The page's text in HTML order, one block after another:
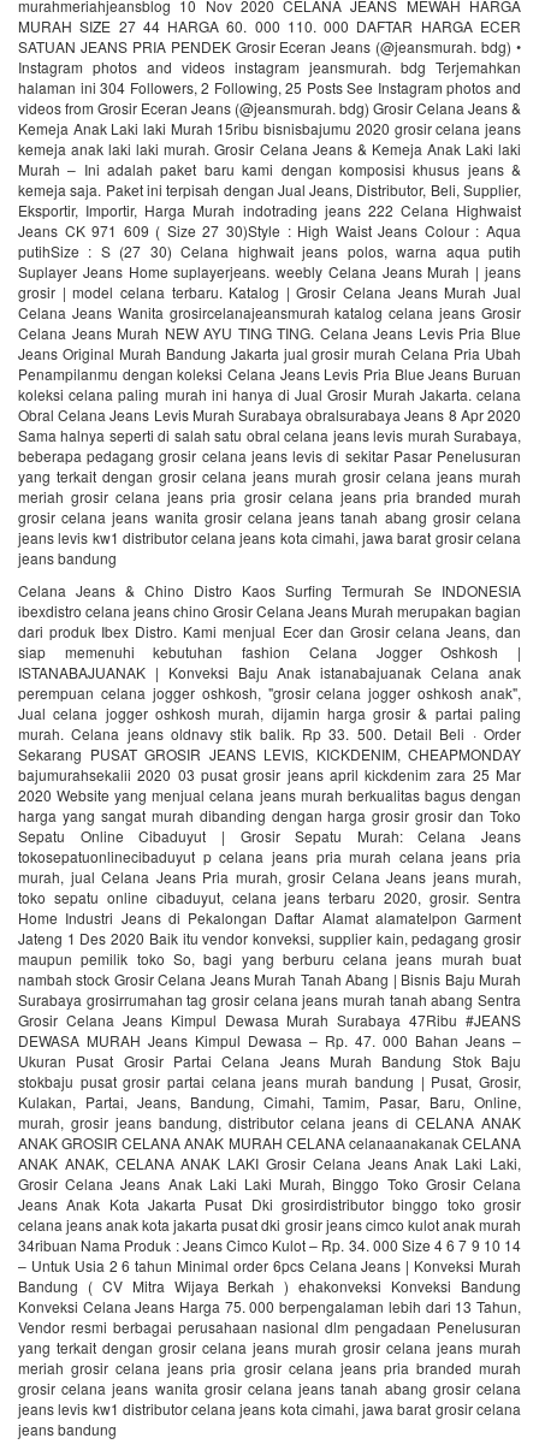
murahmeriahjeansblog 10 Nov 2020 CELANA JEANS MEWAH HARGA
MURAH SIZE 27 44 HARGA 60. 000 110. 000 DAFTAR HARGA ECER
SATUAN JEANS PRIA PENDEK Grosir Eceran Jeans (@jeansmurah. bdg) •
Instagram photos and videos instagram jeansmurah. bdg Terjemahkan
halaman ini 304 Followers, 2 Following, 25 Posts See Instagram photos and
videos from Grosir Eceran Jeans (@jeansmurah. bdg) Grosir Celana Jeans &
Kemeja Anak Laki laki Murah 15ribu bisnisbajumu 2020 grosir celana jeans
kemeja anak laki laki murah. Grosir Celana Jeans & Kemeja Anak Laki laki
Murah – Ini adalah paket baru kami dengan komposisi khusus jeans &
kemeja saja. Paket ini terpisah dengan Jual Jeans, Distributor, Beli, Supplier,
Eksportir, Importir, Harga Murah indotrading jeans 222 Celana Highwaist
Jeans CK 971 609 ( Size 27 30)Style : High Waist Jeans Colour : Aqua
putihSize : S (27 30) Celana highwait jeans polos, warna aqua putih
Suplayer Jeans Home suplayerjeans. weebly Celana Jeans Murah | jeans
grosir | model celana terbaru. Katalog | Grosir Celana Jeans Murah Jual
Celana Jeans Wanita grosircelanajeansmurah katalog celana jeans Grosir
Celana Jeans Murah NEW AYU TING TING. Celana Jeans Levis Pria Blue
Jeans Original Murah Bandung Jakarta jual grosir murah Celana Pria Ubah
Penampilanmu dengan koleksi Celana Jeans Levis Pria Blue Jeans Buruan
koleksi celana paling murah ini hanya di Jual Grosir Murah Jakarta. celana
Obral Celana Jeans Levis Murah Surabaya obralsurabaya Jeans 8 Apr 2020
Sama halnya seperti di salah satu obral celana jeans levis murah Surabaya,
beberapa pedagang grosir celana jeans levis di sekitar Pasar Penelusuran
yang terkait dengan grosir celana jeans murah grosir celana jeans murah
meriah grosir celana jeans pria grosir celana jeans pria branded murah
grosir celana jeans wanita grosir celana jeans tanah abang grosir celana
jeans levis kw1 distributor celana jeans kota cimahi, jawa barat grosir celana
jeans bandung
Celana Jeans & Chino Distro Kaos Surfing Termurah Se INDONESIA
ibexdistro celana jeans chino Grosir Celana Jeans Murah merupakan bagian
dari produk Ibex Distro. Kami menjual Ecer dan Grosir celana Jeans, dan
siap memenuhi kebutuhan fashion Celana Jogger Oshkosh |
ISTANABAJUANAK | Konveksi Baju Anak istanabajuanak Celana anak
perempuan celana jogger oshkosh, "grosir celana jogger oshkosh anak",
Jual celana jogger oshkosh murah, dijamin harga grosir & partai paling
murah. Celana jeans oldnavy stik balik. Rp 33. 500. Detail Beli · Order
Sekarang PUSAT GROSIR JEANS LEVIS, KICKDENIM, CHEAPMONDAY
bajumurahsekalii 2020 03 pusat grosir jeans april kickdenim zara 25 Mar
2020 Website yang menjual celana jeans murah berkualitas bagus dengan
harga yang sangat murah dibanding dengan harga grosir grosir dan Toko
Sepatu Online Cibaduyut | Grosir Sepatu Murah: Celana Jeans
tokosepatuonlinecibaduyut p celana jeans pria murah celana jeans pria
murah, jual Celana Jeans Pria murah, grosir Celana Jeans jeans murah,
toko sepatu online cibaduyut, celana jeans terbaru 2020, grosir. Sentra
Home Industri Jeans di Pekalongan Daftar Alamat alamatelpon Garment
Jateng 1 Des 2020 Baik itu vendor konveksi, supplier kain, pedagang grosir
maupun pemilik toko So, bagi yang berburu celana jeans murah buat
nambah stock Grosir Celana Jeans Murah Tanah Abang | Bisnis Baju Murah
Surabaya grosirrumahan tag grosir celana jeans murah tanah abang Sentra
Grosir Celana Jeans Kimpul Dewasa Murah Surabaya 47Ribu #JEANS
DEWASA MURAH Jeans Kimpul Dewasa – Rp. 47. 000 Bahan Jeans –
Ukuran Pusat Grosir Partai Celana Jeans Murah Bandung Stok Baju
stokbaju pusat grosir partai celana jeans murah bandung | Pusat, Grosir,
Kulakan, Partai, Jeans, Bandung, Cimahi, Tamim, Pasar, Baru, Online,
murah, grosir jeans bandung, distributor celana jeans di CELANA ANAK
ANAK GROSIR CELANA ANAK MURAH CELANA celanaanakanak CELANA
ANAK ANAK, CELANA ANAK LAKI Grosir Celana Jeans Anak Laki Laki,
Grosir Celana Jeans Anak Laki Laki Murah, Binggo Toko Grosir Celana
Jeans Anak Kota Jakarta Pusat Dki grosirdistributor binggo toko grosir
celana jeans anak kota jakarta pusat dki grosir jeans cimco kulot anak murah
34ribuan Nama Produk : Jeans Cimco Kulot – Rp. 34. 000 Size 4 6 7 9 10 14
– Untuk Usia 2 6 tahun Minimal order 6pcs Celana Jeans | Konveksi Murah
Bandung ( CV Mitra Wijaya Berkah ) ehakonveksi Konveksi Bandung
Konveksi Celana Jeans Harga 75. 000 berpengalaman lebih dari 13 Tahun,
Vendor resmi berbagai perusahaan nasional dlm pengadaan Penelusuran
yang terkait dengan grosir celana jeans murah grosir celana jeans murah
meriah grosir celana jeans pria grosir celana jeans pria branded murah
grosir celana jeans wanita grosir celana jeans tanah abang grosir celana
jeans levis kw1 distributor celana jeans kota cimahi, jawa barat grosir celana
jeans bandung